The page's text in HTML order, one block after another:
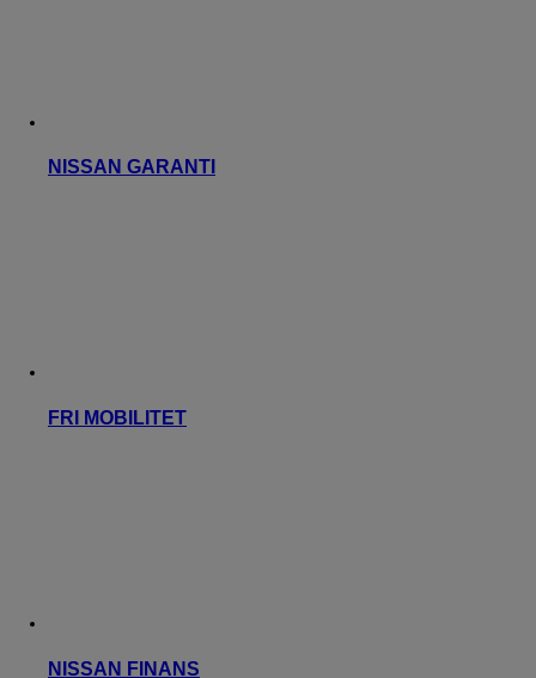
NISSAN GARANTI
FRI MOBILITET
NISSAN FINANS